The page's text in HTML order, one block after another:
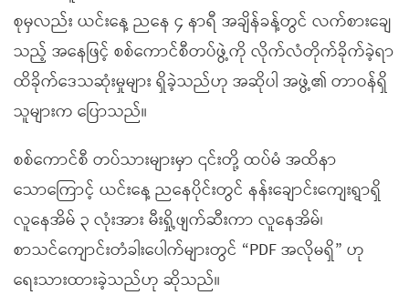
စုမှလည်း ယင်းနေ့ ညနေ ၄ နာရီ အချိန်ခန့်တွင် လက်စားချေ
သည့် အနေဖြင့် စစ်ကောင်စီတပ်ဖွဲ့ကို လိုက်လံတိုက်ခိုက်ခဲ့ရာ
ထိခိုက်ဒေသဆုံးမှုများ ရှိခဲ့သည်ဟု အဆိုပါ အဖွဲ့၏ တာဝန်ရှိ
သူများက ပြောသည်။
စစ်ကောင်စီ တပ်သားများမှာ ၎င်းတို့ ထပ်မံ အထိနာ
သောကြောင့် ယင်းနေ့ ညနေပိုင်းတွင် နန်းချောင်းကျေးရွာရှိ
လူနေအိမ် ၃ လုံးအား မီးရှို့ဖျက်ဆီးကာ လူနေအိမ်၊
စာသင်ကျောင်းတံခါးပေါက်များတွင် “PDF အလိုမရှိ” ဟု
ရေးသားထားခဲ့သည်ဟု ဆိုသည်။